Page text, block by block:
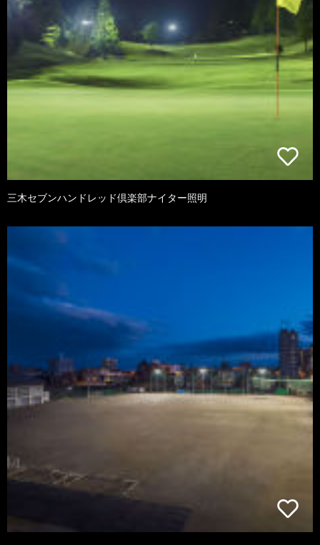
三木セブンハンドレッド倶楽部ナイター照明